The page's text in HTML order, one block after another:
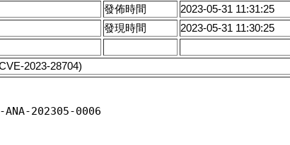
發佈時間
2023-05-31 11:31:25
發現時間
2023-05-31 11:30:25
2023-28704)
ANA-202305-0006